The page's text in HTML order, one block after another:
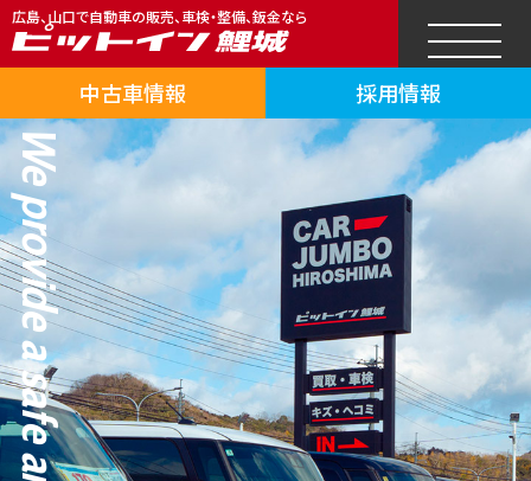
広島、山口で自動車の販売、車検・整備、鈑金なら
中古車情報 採用情報